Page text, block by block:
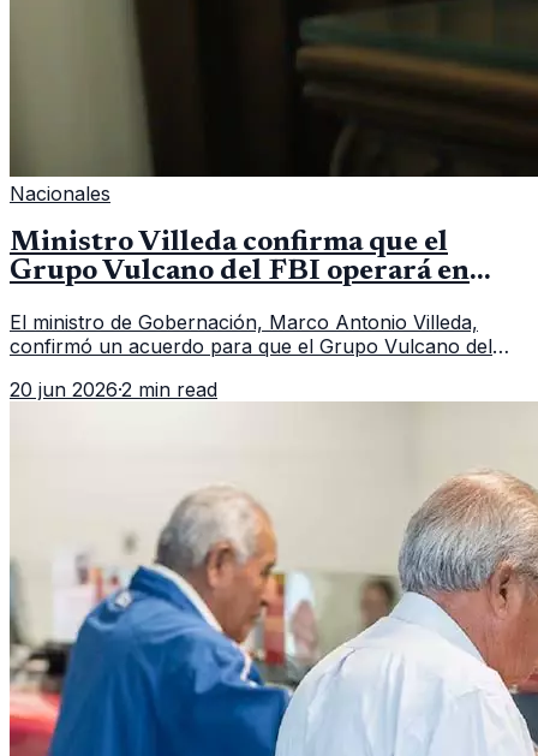
Nacionales
Ministro Villeda confirma que el
Grupo Vulcano del FBI operará en
El ministro de Gobernación, Marco Antonio Villeda,
confirmó un acuerdo para que el Grupo Vulcano del
fallido con la administración anterior del Ministerio
20 jun 2026·2 min read